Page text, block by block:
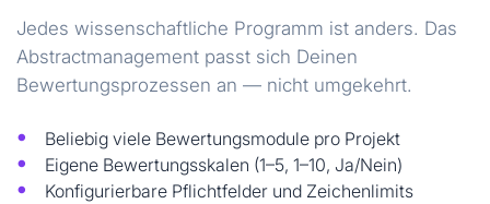
Jedes wissenschaftliche Programm ist anders. Das
Abstractmanagement passt sich Deinen
Bewertungsprozessen an — nicht umgekehrt.
Beliebig viele Bewertungsmodule pro Projekt
Eigene Bewertungsskalen (1–5, 1–10, Ja/Nein)
Konfigurierbare Pflichtfelder und Zeichenlimits